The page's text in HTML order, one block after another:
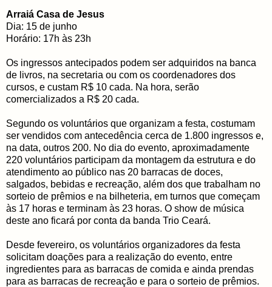
Arraiá Casa de Jesus
Dia: 15 de junho
Horário: 17h às 23h
Os ingressos antecipados podem ser adquiridos na banca
de livros, na secretaria ou com os coordenadores dos
cursos, e custam R$ 10 cada. Na hora, serão
comercializados a R$ 20 cada.
Segundo os voluntários que organizam a festa, costumam
ser vendidos com antecedência cerca de 1.800 ingressos e,
na data, outros 200. No dia do evento, aproximadamente
220 voluntários participam da montagem da estrutura e do
atendimento ao público nas 20 barracas de doces,
salgados, bebidas e recreação, além dos que trabalham no
sorteio de prêmios e na bilheteria, em turnos que começam
às 17 horas e terminam às 23 horas. O show de música
deste ano ficará por conta da banda Trio Ceará.
Desde fevereiro, os voluntários organizadores da festa
solicitam doações para a realização do evento, entre
ingredientes para as barracas de comida e ainda prendas
para as barracas de recreação e para o sorteio de prêmios.